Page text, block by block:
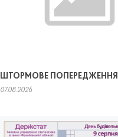
ШТОРМОВЕ ПОПЕРЕДЖЕННЯ
07.08.2026